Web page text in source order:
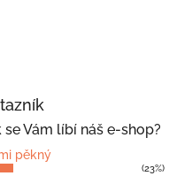
se Vám líbí náš e-shop?
pěkný
(23%)